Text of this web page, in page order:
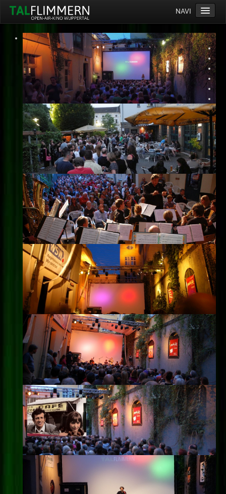
NAVI
Home
Programm
Service
Ticketinfos
Ort
Anreise
Wetter
Kinogutschein
Konzept
Archiv
Kontakt
Impressum
Datenschutz